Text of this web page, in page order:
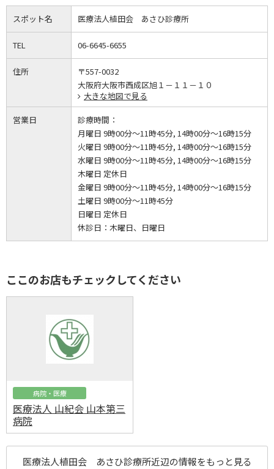
スポット名 医療法人植田会 あさひ診療所
TEL 06-6645-6655
住所
〒557-0032
大阪府大阪市西成区旭１－１１－１０
大きな地図で見る
営業日
診療時間：
月曜日 9時00分～11時45分, 14時00分～16時15分
火曜日 9時00分～11時45分, 14時00分～16時15分
水曜日 9時00分～11時45分, 14時00分～16時15分
木曜日 定休日
金曜日 9時00分～11時45分, 14時00分～16時15分
土曜日 9時00分～11時45分
日曜日 定休日
休診日： 木曜日、日曜日
ここのお店もチェックしてください
病院・医療
医療法人 山紀会 山本第三
病院
医療法人植田会 あさひ診療所近辺の情報をもっと見る